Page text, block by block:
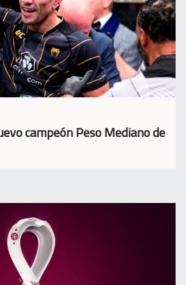
campeón Peso Mediano de